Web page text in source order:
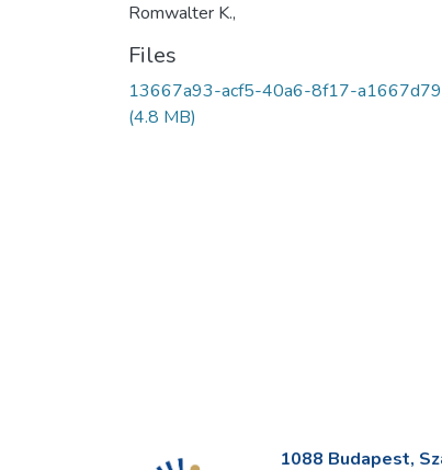
Romwalter K.,
Files
13667a93-acf5-40a6-8f17-
(4.8 MB)
1088 Budapest,